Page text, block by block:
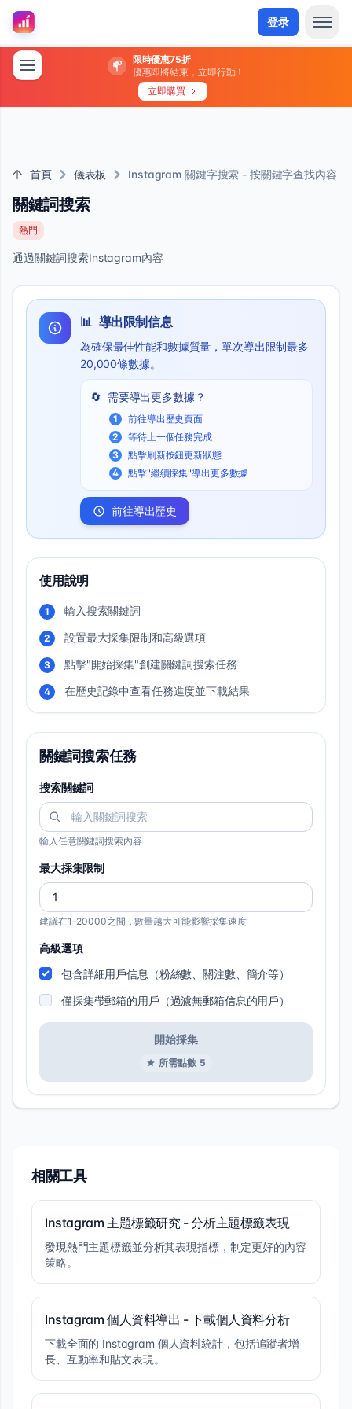
登录
限時優惠75折
優惠即將結束，立即行動！
立即購買
首頁 儀表板 Instagram 關鍵字搜索 - 按關鍵字查找內容
關鍵詞搜索
熱門
通過關鍵詞搜索Instagram內容
📊 導出限制信息
為確保最佳性能和數據質量，單次導出限制最多
20,000條數據。
🔄 需要導出更多數據？
1
前往導出歷史頁面
2
等待上一個任務完成
3
點擊刷新按鈕更新狀態
4
點擊"繼續採集"導出更多數據
前往導出歷史
使用說明
1 輸入搜索關鍵詞
2 設置最大採集限制和高級選項
3 點擊"開始採集"創建關鍵詞搜索任務
4 在歷史記錄中查看任務進度並下載結果
關鍵詞搜索任務
搜索關鍵詞
輸入任意關鍵詞搜索內容
最大採集限制
建議在1-20000之間，數量越大可能影響採集速度
高級選項
包含詳細用戶信息（粉絲數、關注數、簡介等）
僅採集帶郵箱的用戶（過濾無郵箱信息的用戶）
開始採集
所需點數 5
相關工具
Instagram 主題標籤研究 - 分析主題標籤表現
發現熱門主題標籤並分析其表現指標，制定更好的內容
策略。
Instagram 個人資料導出 - 下載個人資料分析
下載全面的 Instagram 個人資料統計，包括追蹤者增
長、互動率和貼文表現。